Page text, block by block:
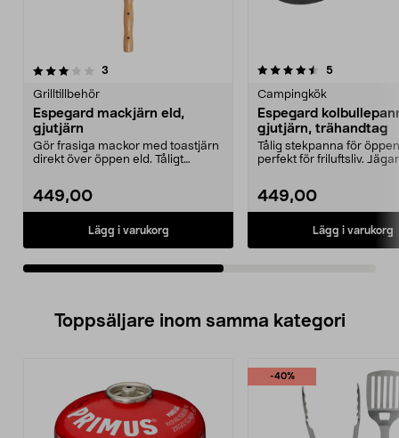
3
Grilltillbehör
Espegard mackjärn eld,
gjutjärn
Gör frasiga mackor med toastjärn
direkt över öppen eld. Tåligt
449,00
Lägg i varukorg
4.5av 5 stjärnor 5recensioner
Campingkök
Espegard
gjutjärn, trähandtag
Tålig stekpanna för
perfekt för friluftsliv.
449,00
Lägg i varukorg
5.0av 5 stjärnor
Toppsäljare inom samma kategori
-40%